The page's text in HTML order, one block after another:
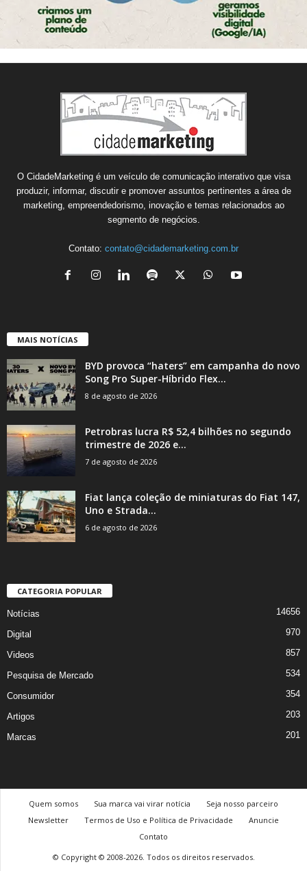
O CidadeMarketing é um veículo de comunicação interativo que visa
produzir, informar, discutir e promover assuntos pertinentes a área de
marketing, empreendedorismo, inovação e temas relacionados ao
segmento de negócios.
Contato: contato@cidademarketing.com.br
MAIS NOTÍCIAS
BYD provoca “haters” em campanha do novo
Song Pro Super-Híbrido Flex...
8 de agosto de 2026
Petrobras lucra R$ 52,4 bilhões no segundo
trimestre de 2026 e...
7 de agosto de 2026
Fiat lança coleção de miniaturas do Fiat 147,
Uno e Strada...
6 de agosto de 2026
CATEGORIA POPULAR
Notícias 14656
Digital 970
Videos 857
Pesquisa de Mercado 534
Consumidor 354
Artigos 203
Marcas 201
Quem somos Sua marca vai virar notícia
Seja nosso parceiro
Newsletter
Termos de Uso e Política de Privacidade
Anuncie
Contato
© Copyright © 2008-2026. Todos os direitos reservados.